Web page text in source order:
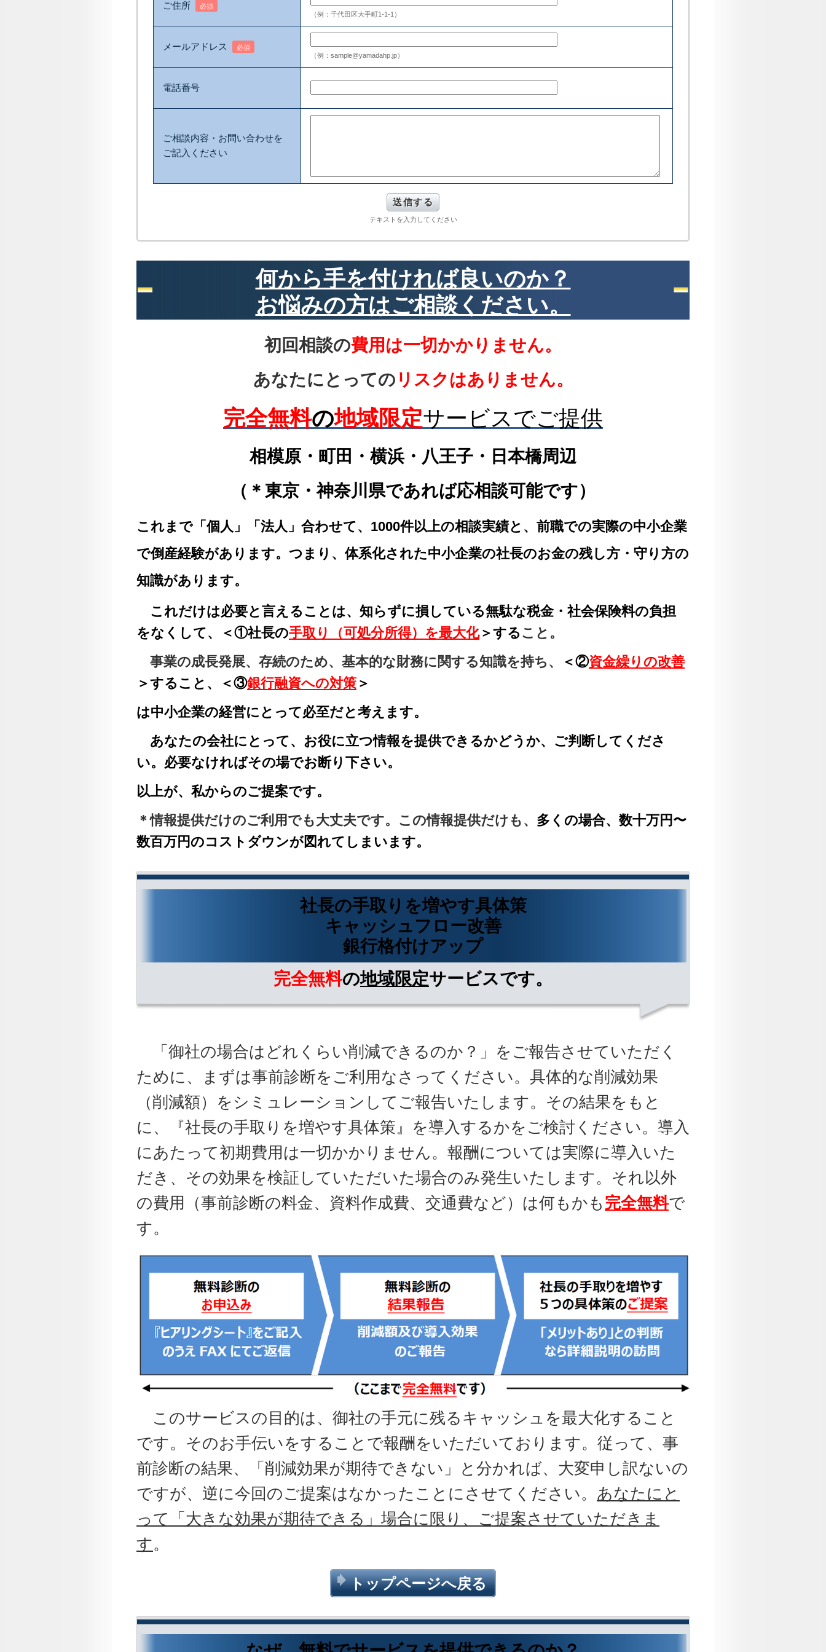
ご住所
必須
（例：千代田区大手町1-1-1）
メールアドレス
必須
（例：sample@yamadahp.jp）
電話番号
ご相談内容・お問い合わせを
ご記入ください
テキストを入力してください
何から手を付ければ良いのか？
お悩みの方はご相談ください。
初回相談の費用は一切かかりません。
あなたにとっての リスクはありません。
完全無料の地域限定サービスでご提供
相模原・町田・横浜・八王子・日本橋周辺
（＊東京・神奈川県であれば応相談可能です）
これまで「個人」「法人」合わせて、1000件以上の相談実績と、前職での実際の中小企業
で倒産経験があります。つまり、体系化された中小企業の社長のお金の残し方・守り方の
知識があります。
これだけは必要と言えることは、知らずに損している無駄な税金・社会保険料の負担
をなくして、＜①社長の手取り（可処分所得）を最大化＞する こと。
事業の成長発展、存続のため、基本的な財務に関する知識を持ち、
＜②資金繰りの改善
＞すること、＜③銀行融資への対策 ＞
は中小企業の経営にとって必至だと考えます。
あなたの会社にとって、お役に立つ情報を提供できるかどうか、ご判断してくださ
い。必要なければその場でお断り下さい。
以上が、私からのご提案です。
＊情報提供だけのご利用でも大丈夫です。この情報提供だけも、 多くの場合、数十万円〜
数百万円のコストダウンが図れてしまいます。
社長の手取りを増やす具体策
キャッシュフロー改善
銀行格付けアップ
完全無料の地域限定サービスです。
「御社の場合はどれくらい削減できるのか？」をご報告させていただく
ために、まずは事前診断をご利用なさってください。具体的な削減効果
（削減額）をシミュレーションしてご報告いたします。その結果をもと
に、『社長の手取りを増やす具体策』を導入するかをご検討ください。導入
にあたって初期費用は一切かかりません。報酬については実際に導入いた
だき、その効果を検証していただいた場合のみ発生いたします。それ以外
の費用（事前診断の料金、資料作成費、交通費など）は何もかも 完全無料で
す。
このサービスの目的は、御社の手元に残るキャッシュを最大化すること
です。そのお手伝いをすることで報酬をいただいております。従って、事
前診断の結果、「削減効果が期待できない」と分かれば、大変申し訳ないの
ですが、逆に今回のご提案はなかったことにさせてください。 あなたにと
って「大きな効果が期待できる」場合に限り、ご提案させていただきま
す。
トップページへ戻る